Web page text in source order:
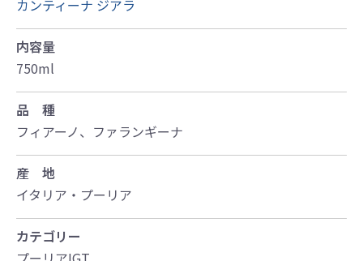
カンティーナ ジアラ
内容量
750ml
品 種
フィアーノ、ファランギーナ
産 地
イタリア・プーリア
カテゴリー